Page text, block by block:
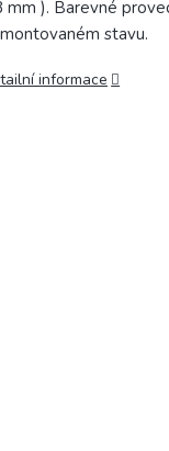
mm ). Barevné
stavu.
informace